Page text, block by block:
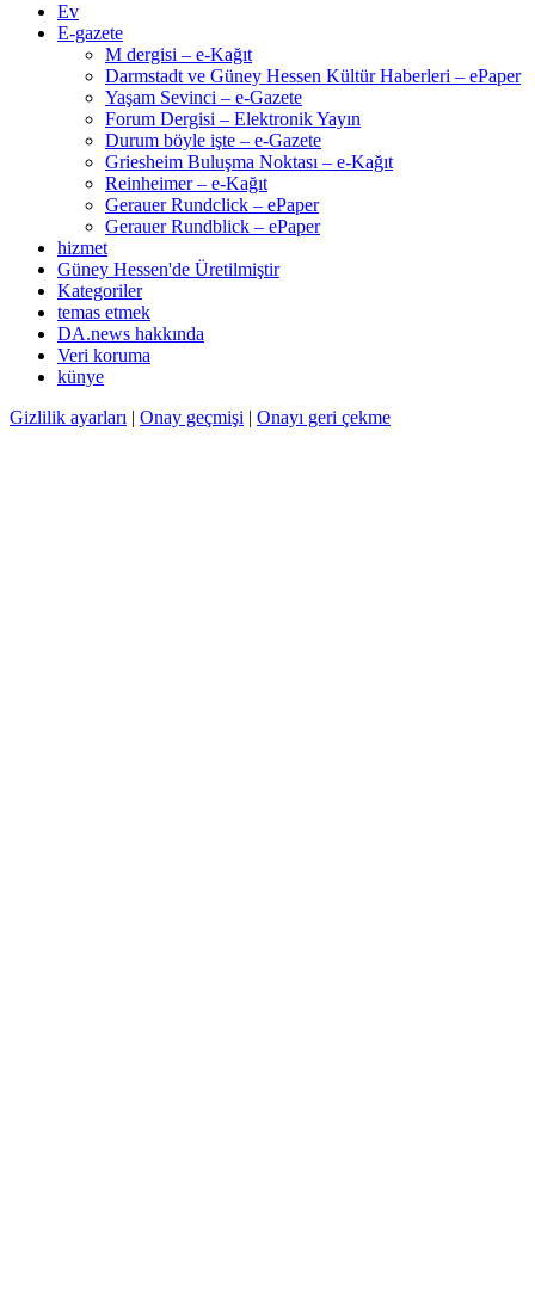
Ev
E-gazete
M dergisi – e-Kağıt
Darmstadt ve Güney Hessen Kültür Haberleri – ePaper
Yaşam Sevinci – e-Gazete
Forum Dergisi – Elektronik Yayın
Durum böyle işte – e-Gazete
Griesheim Buluşma Noktası – e-Kağıt
Reinheimer – e-Kağıt
Gerauer Rundclick – ePaper
Gerauer Rundblick – ePaper
hizmet
Güney Hessen'de Üretilmiştir
Kategoriler
temas etmek
DA.news hakkında
Veri koruma
künye
Gizlilik ayarları | Onay geçmişi | Onayı geri çekme